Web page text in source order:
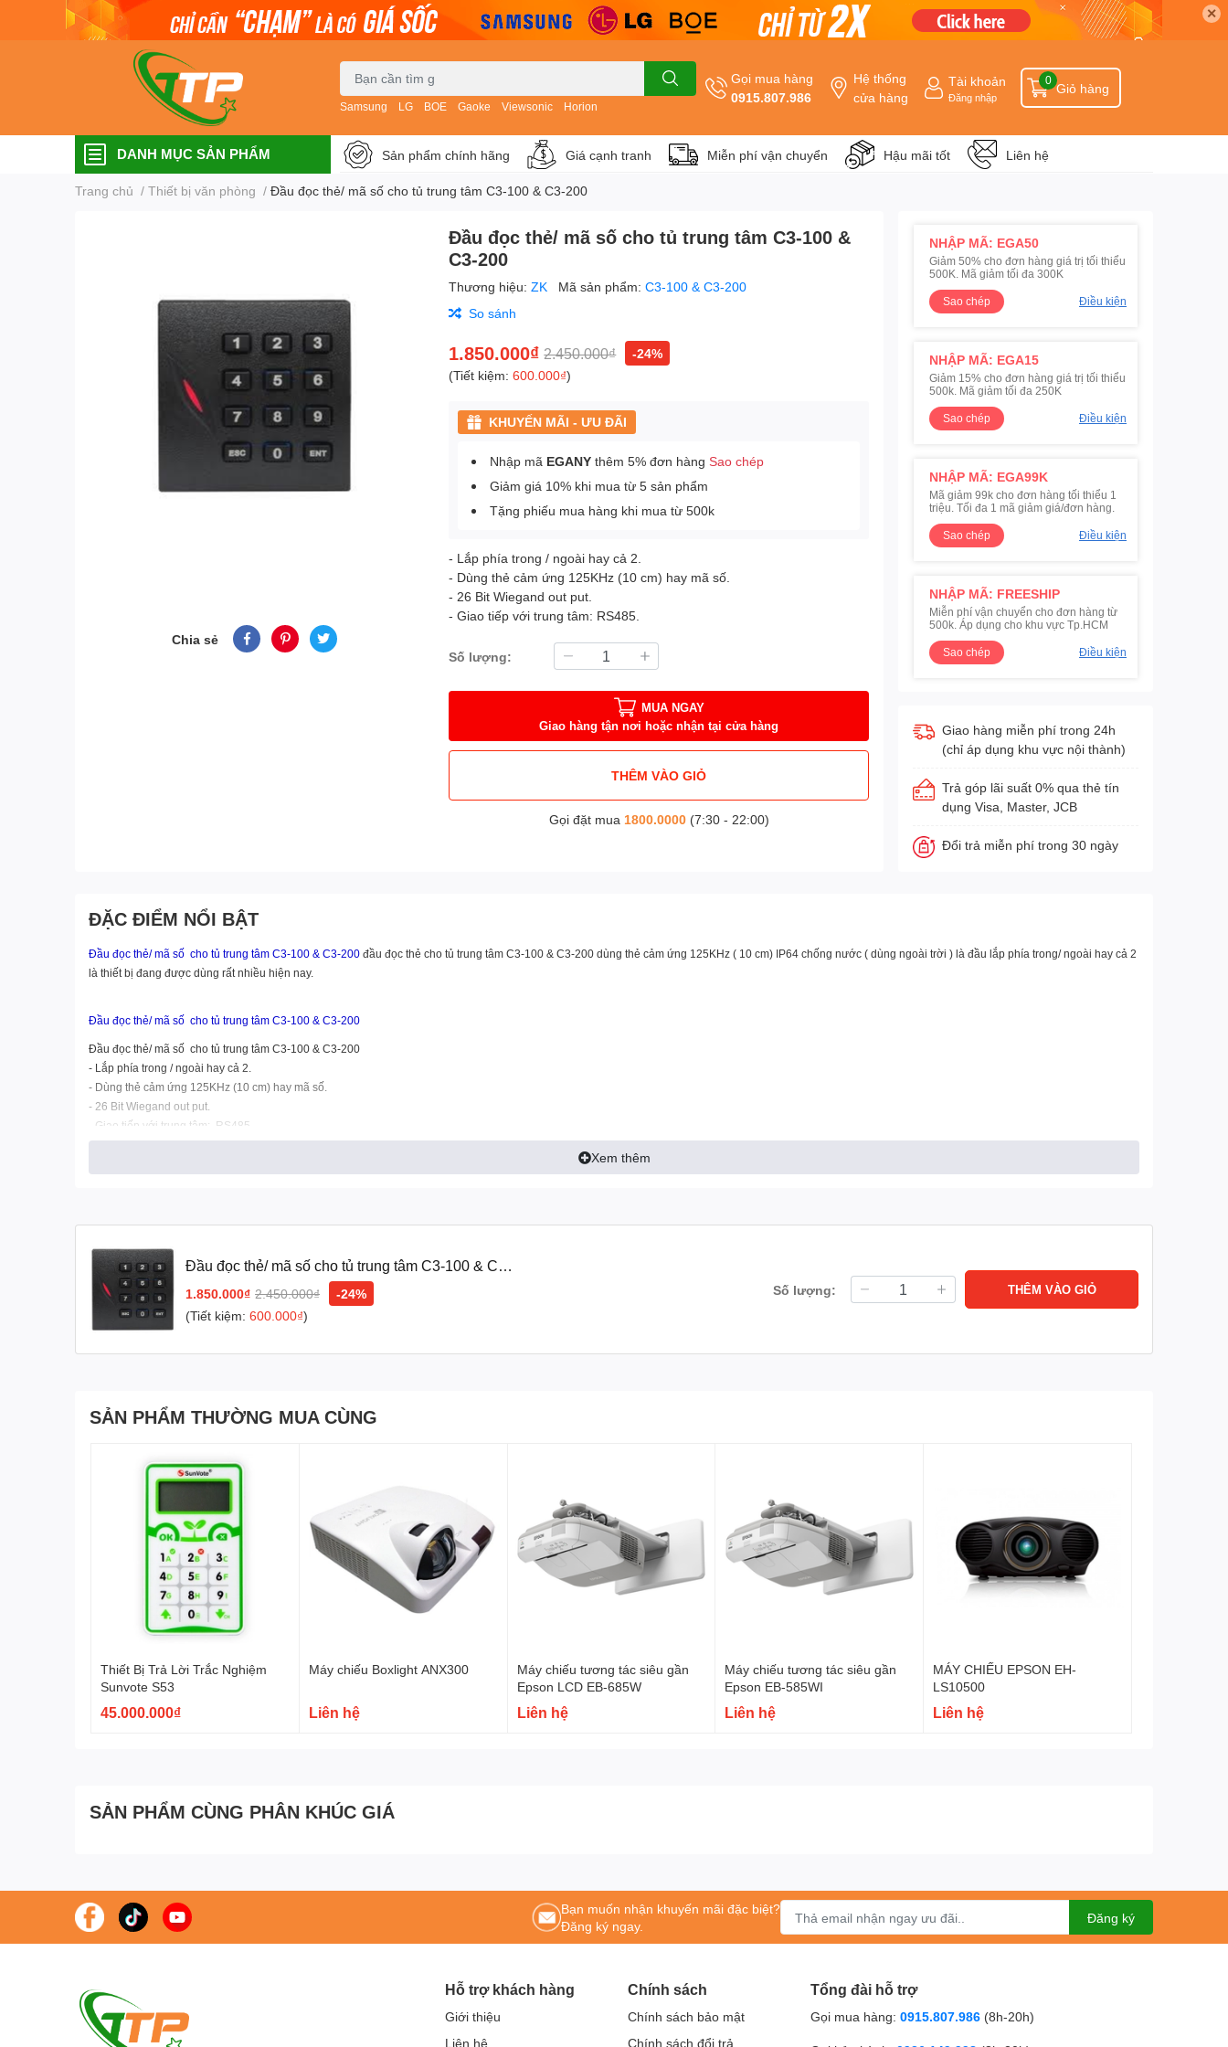
✕
Samsung LG BOE Gaoke Viewsonic Horion
Gọi mua hàng
0915.807.986
Hệ thống
cửa hàng
Tài khoản
Đăng nhập
Giỏ hàng
0
DANH MỤC SẢN PHẨM Sản phẩm chính hãng Giá cạnh tranh Miễn phí vận chuyển Hậu mãi tốt Liên hệ
Trang chủ / Thiết bị văn phòng / Đầu đọc thẻ/ mã số cho tủ trung tâm C3-100 & C3-200
Chia sẻ
Đầu đọc thẻ/ mã số cho tủ trung tâm C3-100 &
C3-200
Thương hiệu:ZK Mã sản phẩm:C3-100 & C3-200
So sánh
1.850.000₫ 2.450.000₫
-24%
(Tiết kiệm:600.000₫)
KHUYẾN MÃI - ƯU ĐÃI
Nhập mã EGANY thêm 5% đơn hàngSao chép
Giảm giá 10% khi mua từ 5 sản phẩm
Tặng phiếu mua hàng khi mua từ 500k
- Lắp phía trong / ngoài hay cả 2.
- Dùng thẻ cảm ứng 125KHz (10 cm) hay mã số.
- 26 Bit Wiegand out put.
- Giao tiếp với trung tâm: RS485.
Số lượng:
MUA NGAY
Giao hàng tận nơi hoặc nhận tại cửa hàng
THÊM VÀO GIỎ
Gọi đặt mua 1800.0000(7:30 - 22:00)
NHẬP MÃ: EGA50
Giảm 50% cho đơn hàng giá trị tối thiểu
500K. Mã giảm tối đa 300K
Sao chép
Điều kiện
NHẬP MÃ: EGA15
Giảm 15% cho đơn hàng giá trị tối thiểu
500k. Mã giảm tối đa 250K
Sao chép
Điều kiện
NHẬP MÃ: EGA99K
Mã giảm 99k cho đơn hàng tối thiểu 1
triệu. Tối đa 1 mã giảm giá/đơn hàng.
Sao chép
Điều kiện
NHẬP MÃ: FREESHIP
Miễn phí vận chuyển cho đơn hàng từ
500k. Áp dụng cho khu vực Tp.HCM
Sao chép
Điều kiện
Giao hàng miễn phí trong 24h
(chỉ áp dụng khu vực nội thành)
Trả góp lãi suất 0% qua thẻ tín
dụng Visa, Master, JCB
Đổi trả miễn phí trong 30 ngày
ĐẶC ĐIỂM NỔI BẬT
Đầu đọc thẻ/ mã số cho tủ trung tâm C3-100 & C3-200 đầu đọc thẻ cho tủ trung tâm C3-100 & C3-200 dùng thẻ cảm ứng 125KHz ( 10 cm) IP64 chống nước ( dùng ngoài trời ) là đầu lắp phía trong/ ngoài hay cả 2
là thiết bị đang được dùng rất nhiều hiện nay.
Đầu đọc thẻ/ mã số cho tủ trung tâm C3-100 & C3-200
Đầu đọc thẻ/ mã số cho tủ trung tâm C3-100 & C3-200
- Lắp phía trong / ngoài hay cả 2.
- Dùng thẻ cảm ứng 125KHz (10 cm) hay mã số.
- 26 Bit Wiegand out put.
- Giao tiếp với trung tâm: RS485.
- IP64 chống nước ( dùng ngoài trời)
Cung cấpMáy chấm công chính hãng
Xem thêm
Đầu đọc thẻ/ mã số cho tủ trung tâm C3-100 & C3-
200
1.850.000₫ 2.450.000₫
-24%
(Tiết kiệm:600.000₫)
Số lượng: THÊM VÀO GIỎ
SẢN PHẨM THƯỜNG MUA CÙNG
Thiết Bị Trả Lời Trắc Nghiệm
Sunvote S53
45.000.000₫
Máy chiếu Boxlight ANX300
Liên hệ
Máy chiếu tương tác siêu gần
Epson LCD EB-685W
Liên hệ
Máy chiếu tương tác siêu gần
Epson EB-585WI
Liên hệ
MÁY CHIẾU EPSON EH-
LS10500
Liên hệ
SẢN PHẨM CÙNG PHÂN KHÚC GIÁ
Bạn muốn nhận khuyến mãi đặc biệt?
Đăng ký ngay.
Đăng ký
Hỗ trợ khách hàng
Giới thiệu
Liên hệ
Chính sách
Chính sách bảo mật
Chính sách đổi trả
Tổng đài hỗ trợ
Gọi mua hàng: 0915.807.986 (8h-20h)